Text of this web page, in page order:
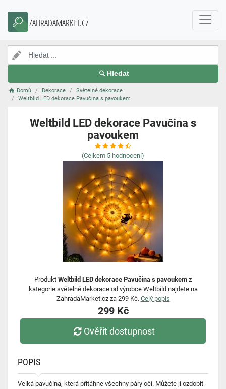
ZAHRADAMARKET.CZ
Hledat
Domů Dekorace
Světelné dekorace
Weltbild LED dekorace Pavučina s pavoukem
Weltbild LED dekorace Pavučina s
pavoukem
(Celkem 5 hodnocení)
Produkt Weltbild LED dekorace Pavučina s pavoukem z
kategorie světelné dekorace od výrobce Weltbild najdete na
ZahradaMarket.cz za 299 Kč. Celý popis
299 Kč
Ověřit dostupnost
POPIS
Velká pavučina, která přitáhne všechny páry očí. Můžete jí ozdobit